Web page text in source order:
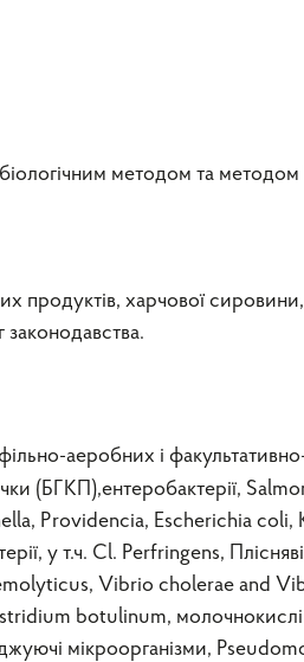
методом та
продуктів, харчової
аеробних і
(БГКП),ентеробактерії,
Providencia, Escherіchіa colі,
у т.ч. Сl. Perfringens,
Vibrio cholerae and
botulinum, молочнокислі
мікроорганізми,